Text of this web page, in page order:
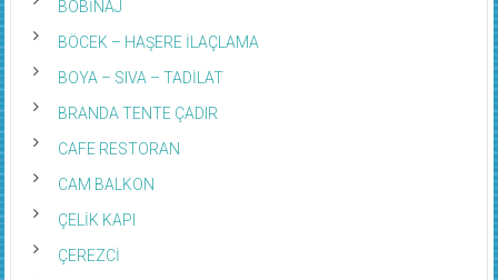
BOBİNAJ
BÖCEK – HAŞERE İLAÇLAMA
BOYA – SIVA – TADİLAT
BRANDA TENTE ÇADIR
CAFE RESTORAN
CAM BALKON
ÇELİK KAPI
ÇEREZCİ